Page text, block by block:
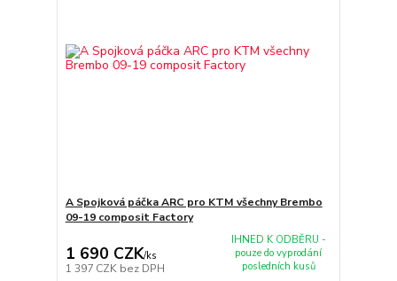
A Spojková páčka ARC pro KTM všechny Brembo
09-19 composit Factory
1 690 CZK/ks
1 397 CZK bez DPH
IHNED K ODBĚRU -
pouze do vyprodání
posledních kusů